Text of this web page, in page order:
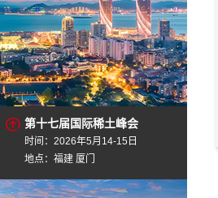
第十七届国际稀土峰会
时间：2026年5月14-15日
地点：福建 厦门